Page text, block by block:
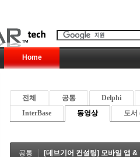
Home
전체 공통 Delphi
InterBase
동영상 도서
공통 [데브기어 컨설팅] 모바일 앱